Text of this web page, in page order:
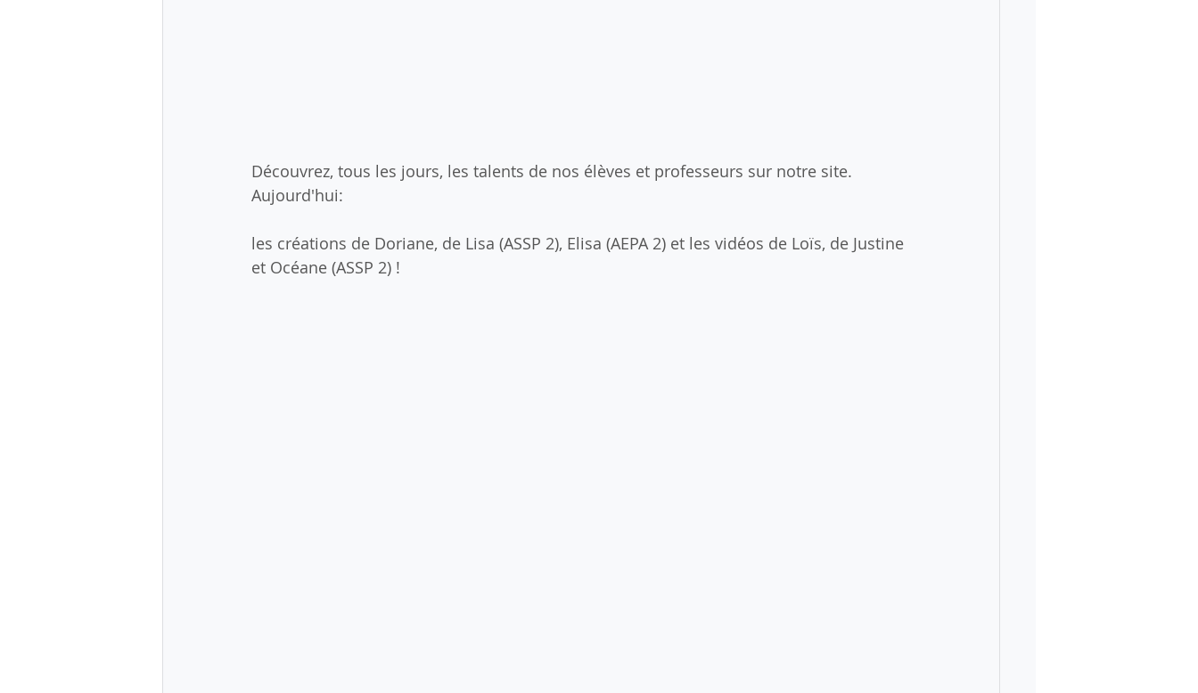
Découvrez, tous les jours, les talents de nos élèves et professeurs sur notre site.
Aujourd'hui:
les créations de Doriane, de Lisa (ASSP 2), Elisa (AEPA 2) et les vidéos de Loïs, de Justine
et Océane (ASSP 2) !